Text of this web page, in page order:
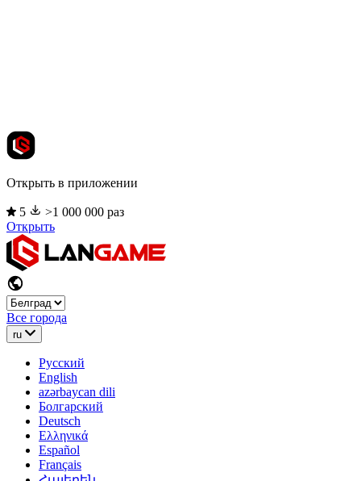
Открыть в приложении
5
>1 000 000 раз
Открыть
Все города
ru
Русский
English
azərbaycan dili
Болгарский
Deutsch
Ελληνικά
Español
Français